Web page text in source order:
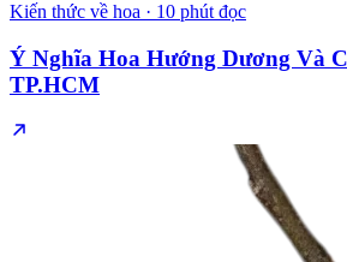
Kiến thức về hoa · 10 phút đọc
Ý Nghĩa Hoa Hướng Dương Và
TP.HCM